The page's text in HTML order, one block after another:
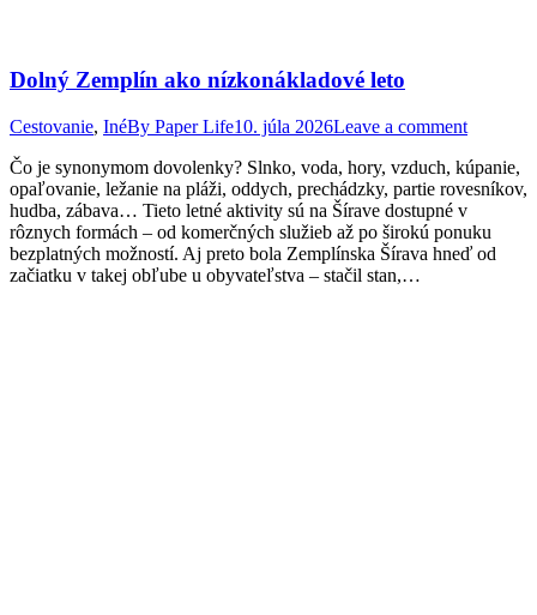
Dolný Zemplín ako nízkonákladové leto
Cestovanie, InéBy Paper Life10. júla 2026Leave a comment
Čo je synonymom dovolenky? Slnko, voda, hory, vzduch, kúpanie,
opaľovanie, ležanie na pláži, oddych, prechádzky, partie rovesníkov,
hudba, zábava… Tieto letné aktivity sú na Šírave dostupné v
rôznych formách – od komerčných služieb až po širokú ponuku
bezplatných možností. Aj preto bola Zemplínska Šírava hneď od
začiatku v takej obľube u obyvateľstva – stačil stan,…